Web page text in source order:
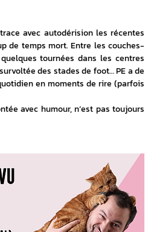
avec autodérision les récentes
de temps mort. Entre les couches-
tournées dans les centres
des stades de foot… PE a de
en moments de rire (parfois
avec humour, n’est pas toujours